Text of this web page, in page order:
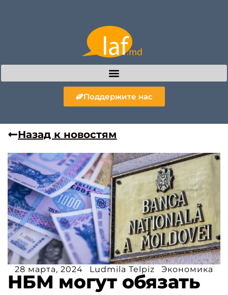
Поддержите нас
Назад к новостям
28 марта, 2024 Ludmila Telpiz Экономика
НБМ могут обязать